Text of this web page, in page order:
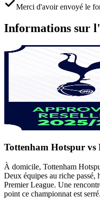
Merci d'avoir envoyé le
Informations sur
Tottenham Hotspur vs
À domicile, Tottenham
Deux équipes au riche passé,
Premier League. Une
point ce championnat est serré.